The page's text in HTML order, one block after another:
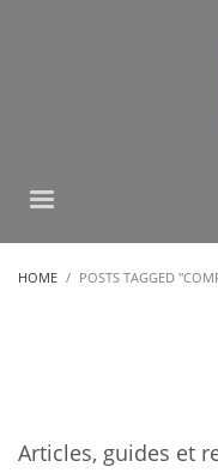
HOME POSTS TAGGED
Articles, guides et